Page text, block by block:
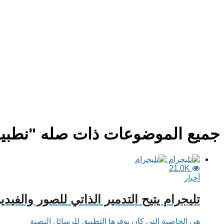
جميع الموضوعات ذات صله
21.0K
أخبار
تليجرام يتيح التدمير الذاتي للصور
هي الخاصية التي كان يوفرها التطبيق للرسائل النصية